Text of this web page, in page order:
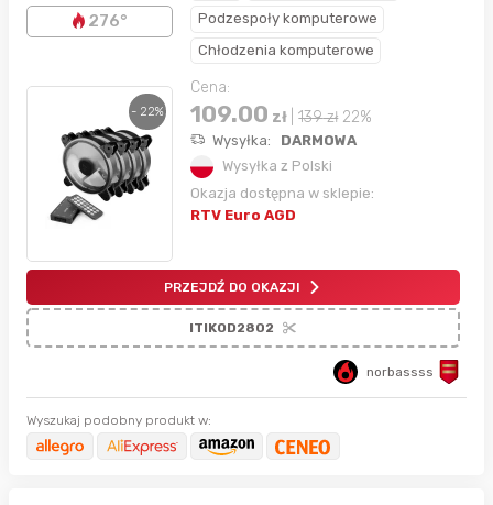
276°
Podzespoły komputerowe
Chłodzenia komputerowe
- 22%
Cena:
109.00 zł 139zł 22%
Wysyłka:
DARMOWA
Wysyłka z Polski
Okazja dostępna w sklepie:
RTV Euro AGD
PRZEJDŹ DO OKAZJI
ITIKOD2802
norbassss
Wyszukaj podobny produkt w: